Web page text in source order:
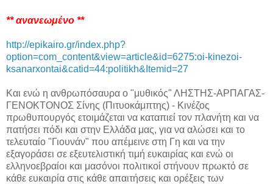
** ανανεωμένο **
http://epikairo.gr/index.php?
option=com_content&view=article&id=6275:oi-kinezoi-
ksanarxontai&catid=44:politikh&Itemid=27
Και ενώ η ανθρωπόσαυρα ο "μυθικός" ΛΗΣΤΗΣ-ΑΡΠΑΓΑΣ-
ΓΕΝΟΚΤΟΝΟΣ Σίνης (Πιτυοκάμπτης) - Κινέζος
πρωθυπουργός ετοιμάζεται να καταπιεί τον πλανήτη και να
πατήσει πόδι και στην Ελλάδα μας, για να αλώσει και το
τελευταίο "Γιουνάν" που απέμεινε στη Γη και να την
εξαγοράσει σε εξευτελιστική τιμή ευκαιρίας και ενώ οι
ελληνοεβραίοι και μασόνοι πολιτικοί στήνουν πρωκτό σε
κάθε ευκαιρία στις κάθε απαιτήσεις και ορέξεις των